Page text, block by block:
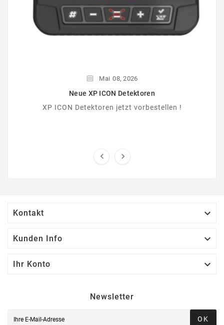
Mai 08, 2026
Neue XP ICON Detektoren
XP ICON Detektoren jetzt vorbestellen !
 
Kontakt 
Kunden Info 
Ihr Konto 
Newsletter
OK